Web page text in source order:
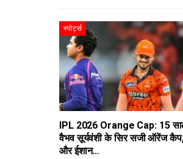
स्पोर्ट्स
IPL 2026 Orange Cap: 15
वैभव सूर्यवंशी के सिर सजी ऑरेंज
और ईशान…